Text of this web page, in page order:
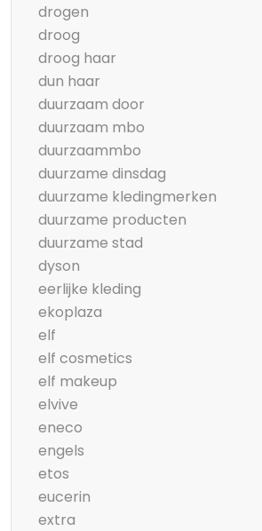
drogen
droog
droog haar
dun haar
duurzaam door
duurzaam mbo
duurzaammbo
duurzame dinsdag
duurzame kledingmerken
duurzame producten
duurzame stad
dyson
eerlijke kleding
ekoplaza
elf
elf cosmetics
elf makeup
elvive
eneco
engels
etos
eucerin
extra